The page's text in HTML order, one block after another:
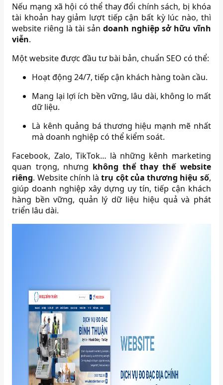
Nếu mạng xã hội có thể thay đổi chính sách, bị khóa
tài khoản hay giảm lượt tiếp cận bất kỳ lúc nào, thì
website riêng là tài sản doanh nghiệp sở hữu vĩnh
viễn.
Một website được đầu tư bài bản, chuẩn SEO có thể:
Hoạt động 24/7, tiếp cận khách hàng toàn cầu.
Mang lại lợi ích bền vững, lâu dài, không lo mất
dữ liệu.
Là kênh quảng bá thương hiệu mạnh mẽ nhất
mà doanh nghiệp có thể kiểm soát.
Facebook, Zalo, TikTok… là những kênh marketing
quan trọng, nhưng không thể thay thế website
riêng. Website chính làtrụ cột của thương hiệu số,
giúp doanh nghiệp xây dựng uy tín, tiếp cận khách
hàng bền vững, quản lý dữ liệu hiệu quả và phát
triển lâu dài.